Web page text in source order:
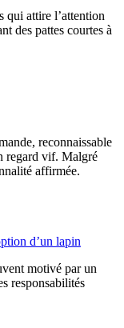
qui attire l’attention
des pattes courtes à
reconnaissable
regard vif. Malgré
affirmée.
d’un lapin
motivé par un
responsabilités